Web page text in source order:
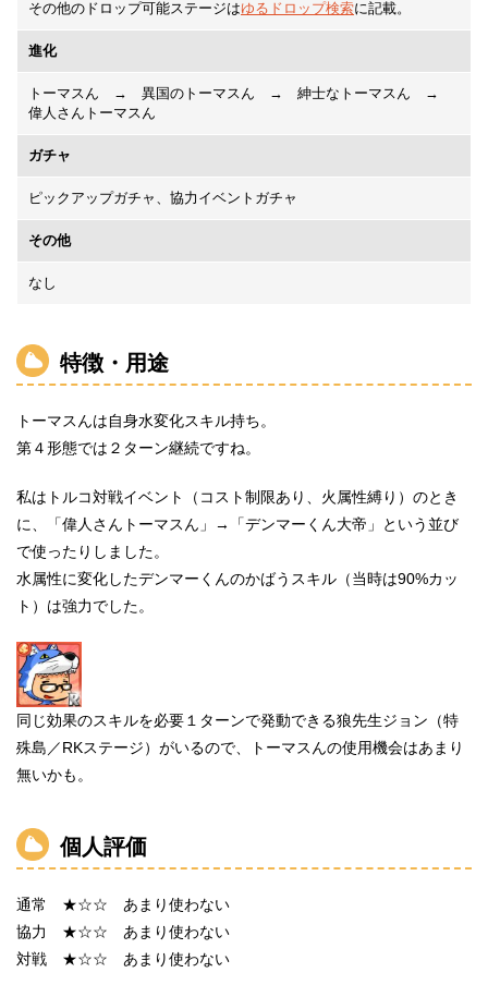
その他のドロップ可能ステージはゆるドロップ検索に記載。
進化
トーマスん → 異国のトーマスん → 紳士なトーマスん →
偉人さんトーマスん
ガチャ
ピックアップガチャ、協力イベントガチャ
その他
なし
特徴・用途
トーマスんは自身水変化スキル持ち。
第４形態では２ターン継続ですね。
私はトルコ対戦イベント（コスト制限あり、火属性縛り）のとき
に、「偉人さんトーマスん」→「デンマーくん大帝」という並び
で使ったりしました。
水属性に変化したデンマーくんのかばうスキル（当時は90%カッ
ト）は強力でした。
同じ効果のスキルを必要１ターンで発動できる狼先生ジョン（特
殊島／RKステージ）がいるので、トーマスんの使用機会はあまり
無いかも。
個人評価
通常 ★☆☆ あまり使わない
協力 ★☆☆ あまり使わない
対戦 ★☆☆ あまり使わない